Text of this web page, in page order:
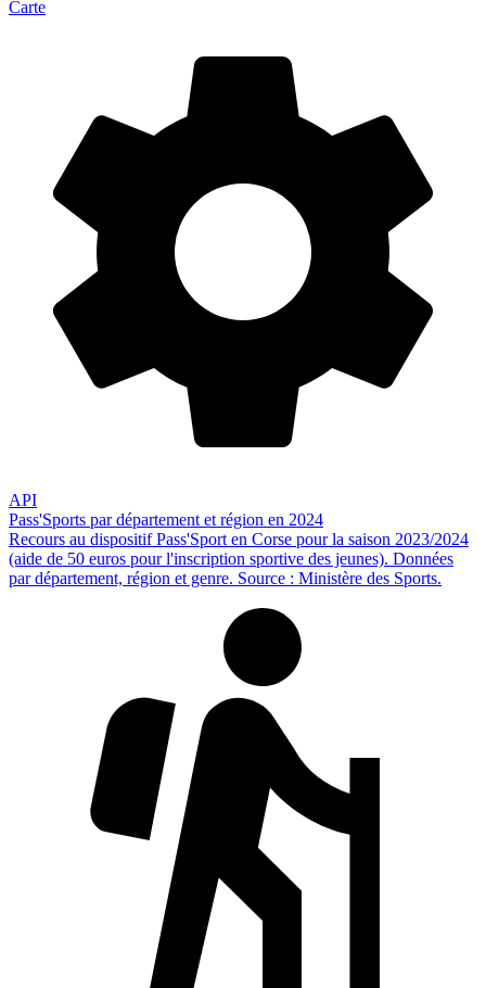
Carte
API
Pass'Sports par département et région en 2024
Recours au dispositif Pass'Sport en Corse pour la saison 2023/2024
(aide de 50 euros pour l'inscription sportive des jeunes). Données
par département, région et genre. Source : Ministère des Sports.